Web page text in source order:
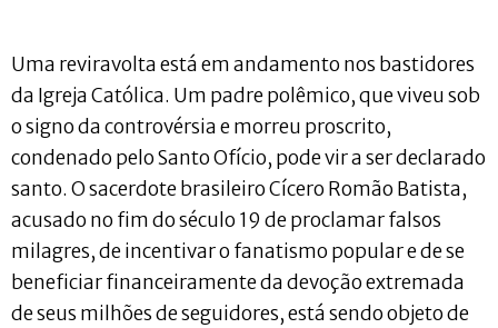
Uma reviravolta está em andamento nos bastidores
da Igreja Católica. Um padre polêmico, que viveu sob
o signo da controvérsia e morreu proscrito,
condenado pelo Santo Ofício, pode vir a ser declarado
santo. O sacerdote brasileiro Cícero Romão Batista,
acusado no fim do século 19 de proclamar falsos
milagres, de incentivar o fanatismo popular e de se
beneficiar financeiramente da devoção extremada
de seus milhões de seguidores, está sendo objeto de